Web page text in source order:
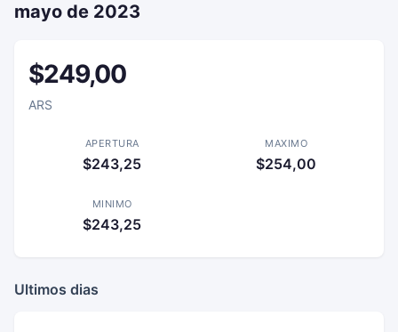
mayo de 2023
$249,00
ARS
APERTURA
$243,25
MAXIMO
$254,00
MINIMO
$243,25
Ultimos dias